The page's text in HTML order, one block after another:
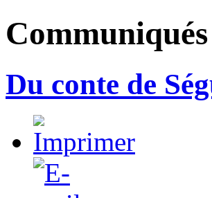
Communiqués
Du conte de